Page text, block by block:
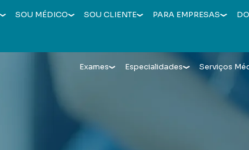
SOU MÉDICO SOU CLIENTE PARA EMPRESAS
Exames Especialidades Serviços